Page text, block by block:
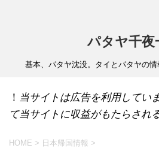
パタヤ千夜
基本、パタヤ沈没。タイとパタヤの情
！ 当サイトは広告を利用してい
て当サイトに収益がもたらされ
HOME > 日本帰国情報 >